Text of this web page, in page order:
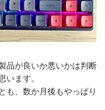
品が良いか悪いかは判断
ます。
も、数か月後もやっぱり